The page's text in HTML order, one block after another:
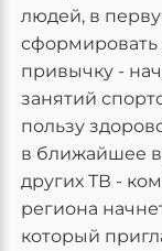
людей, в
сформировать
привычку -
занятий
пользу
в ближайшее
других ТВ -
региона
который